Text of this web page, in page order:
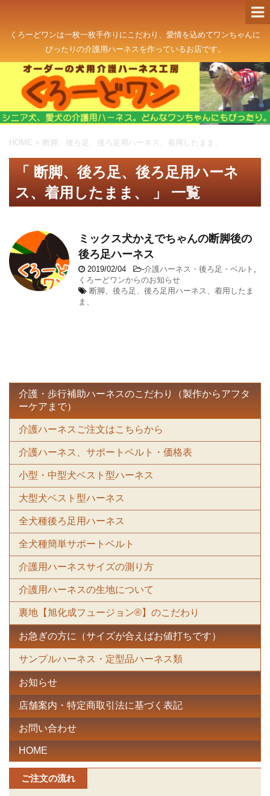
くろーどワンは一枚一枚手作りにこだわり、愛情を込めてワンちゃんに
ぴったりの介護用ハーネスを作っているお店です。
HOME > 断脚、後ろ足、後ろ足用ハーネス、着用したまま、
「 断脚、後ろ足、後ろ足用ハーネ
ス、着用したまま、 」 一覧
ミックス犬かえでちゃんの断脚後の
後ろ足ハーネス
2019/02/04 -介護ハーネス・後ろ足・ベルト ,
くろーどワンからのお知らせ
断脚、後ろ足、後ろ足用ハーネス、着用したま
ま、
介護・歩行補助ハーネスのこだわり（製作からアフタ
ーケアまで）
介護ハーネスご注文はこちらから
介護ハーネス、サポートベルト・価格表
小型・中型犬ベスト型ハーネス
大型犬ベスト型ハーネス
全犬種後ろ足用ハーネス
全犬種簡単サポートベルト
介護用ハーネスサイズの測り方
介護用ハーネスの生地について
裏地【旭化成フュージョン®】のこだわり
お急ぎの方に（サイズが合えばお値打ちです）
サンプルハーネス・定型品ハーネス類
お知らせ
店舗案内・特定商取引法に基づく表記
お問い合わせ
HOME
ご注文の流れ